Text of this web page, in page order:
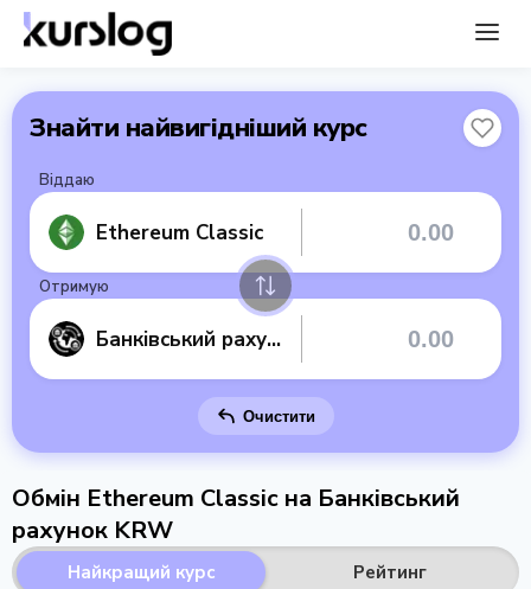
Знайти найвигідніший курс
Віддаю
Ethereum Classic
Отримую
Банківський рахунок KRW
Очистити
Обмін Ethereum Classic на Банківський
рахунок KRW
Найкращий курс Рейтинг